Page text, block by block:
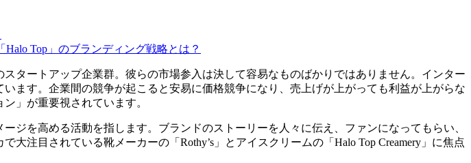
Top」のブランディング戦略とは？
タートアップ企業群。彼らの市場参入は決して容易なものばかりではありません。インター
ます。企業間の競争が起こると安易に価格競争になり、売上げが上がっても利益が上がらな
」が重要視されています。
ジを高める活動を指します。ブランドのストーリーを人々に伝え、ファンになってもらい、
注目されている靴メーカーの「Rothy’s」とアイスクリームの「Halo Top Creamery」に焦点